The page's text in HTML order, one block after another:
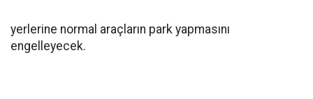
yerlerine normal araçların park yapmasını
engelleyecek.